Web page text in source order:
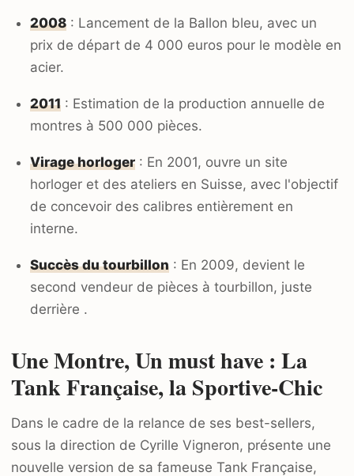
2008 : Lancement de la Ballon bleu, avec un
prix de départ de 4 000 euros pour le modèle en
acier.
2011 : Estimation de la production annuelle de
montres à 500 000 pièces.
Virage horloger : En 2001, ouvre un site
horloger et des ateliers en Suisse, avec l'objectif
de concevoir des calibres entièrement en
interne.
Succès du tourbillon : En 2009, devient le
second vendeur de pièces à tourbillon, juste
derrière .
Une Montre, Un must have : La
Tank Française, la Sportive-Chic
Dans le cadre de la relance de ses best-sellers,
sous la direction de Cyrille Vigneron, présente une
nouvelle version de sa fameuse Tank Française,